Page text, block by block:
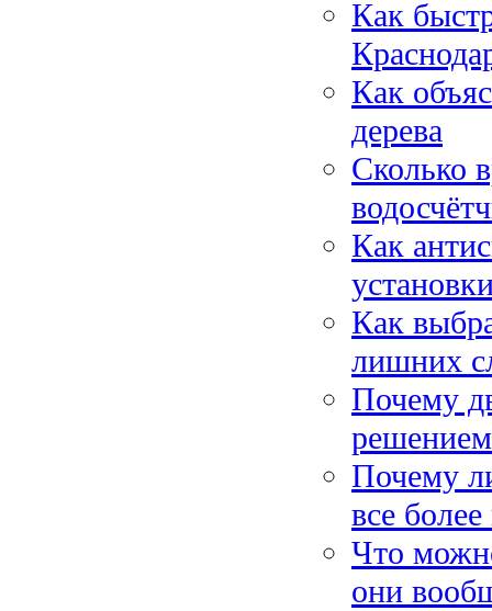
Как
Как
дерева
Сколько
Как
Как
лишних
Почему
Почему
все
Что
они